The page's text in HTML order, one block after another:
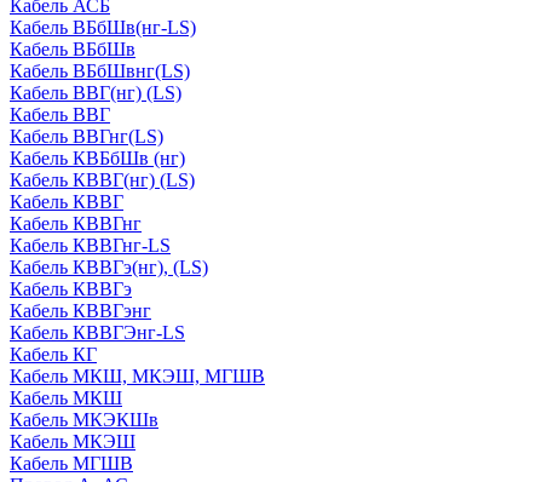
Кабель АСБ
Кабель ВБбШв(нг-LS)
Кабель ВБбШв
Кабель ВБбШвнг(LS)
Кабель ВВГ(нг) (LS)
Кабель ВВГ
Кабель ВВГнг(LS)
Кабель КВБбШв (нг)
Кабель КВВГ(нг) (LS)
Кабель КВВГ
Кабель КВВГнг
Кабель КВВГнг-LS
Кабель КВВГэ(нг), (LS)
Кабель КВВГэ
Кабель КВВГэнг
Кабель КВВГЭнг-LS
Кабель КГ
Кабель МКШ, МКЭШ, МГШВ
Кабель МКШ
Кабель МКЭКШв
Кабель МКЭШ
Кабель МГШВ